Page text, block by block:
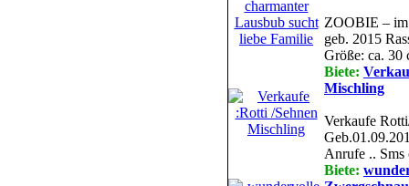
ZOOBIE –
geb. 2015
Größe: ca. 30
Biete:
Mischling
Verkaufe
Anrufe .. Sms
Biete: